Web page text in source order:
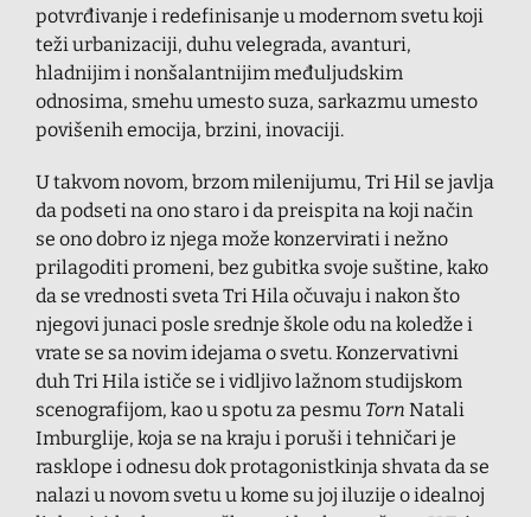
potvrđivanje i redefinisanje u modernom svetu koji
teži urbanizaciji, duhu velegrada, avanturi,
hladnijim i nonšalantnijim međuljudskim
odnosima, smehu umesto suza, sarkazmu umesto
povišenih emocija, brzini, inovaciji.
U takvom novom, brzom milenijumu, Tri Hil se javlja
da podseti na ono staro i da preispita na koji način
se ono dobro iz njega može konzervirati i nežno
prilagoditi promeni, bez gubitka svoje suštine, kako
da se vrednosti sveta Tri Hila očuvaju i nakon što
njegovi junaci posle srednje škole odu na koledže i
vrate se sa novim idejama o svetu. Konzervativni
duh Tri Hila ističe se i vidljivo lažnom studijskom
scenografijom, kao u spotu za pesmu Torn Natali
Imburglije, koja se na kraju i poruši i tehničari je
rasklope i odnesu dok protagonistkinja shvata da se
nalazi u novom svetu u kome su joj iluzije o idealnoj